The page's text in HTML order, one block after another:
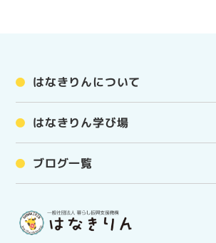
はなきりんについて
はなきりん学び場
ブログ一覧